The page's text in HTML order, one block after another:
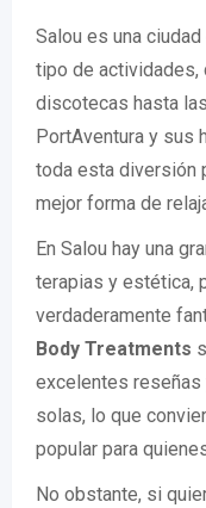
Salou es una
tipo de actividades,
discotecas hasta
PortAventura y sus
toda esta diversión
mejor forma de
En Salou hay una
terapias y estética,
verdaderamente
Body Treatments
excelentes
solas, lo que
popular para
No obstante, si